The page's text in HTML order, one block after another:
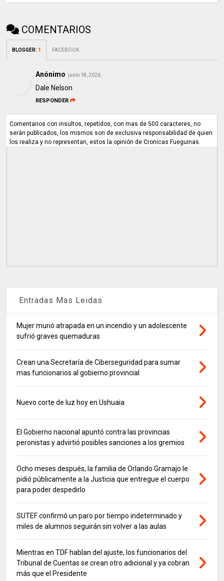
COMENTARIOS
BLOGGER: 1 FACEBOOK
Anónimo junio 18, 2026
Dale Nelson
RESPONDER
Comentarios con insultos, repetidos, con mas de 500 caracteres, no
serán publicados, los mismos son de exclusiva responsabilidad de quien
los realiza y no representan, estos la opinión de Cronicas Fueguinas.
Entradas Mas Leidas
Mujer murió atrapada en un incendio y un adolescente
sufrió graves quemaduras
Crean una Secretaría de Ciberseguridad para sumar
mas funcionarios al gobierno provincial
Nuevo corte de luz hoy en Ushuaia
El Gobierno nacional apuntó contra las provincias
peronistas y advirtió posibles sanciones a los gremios
Ocho meses después, la familia de Orlando Gramajo le
pidió públicamente a la Justicia que entregue el cuerpo
para poder despedirlo
SUTEF confirmó un paro por tiempo indeterminado y
miles de alumnos seguirán sin volver a las aulas
Mientras en TDF hablan del ajuste, los funcionarios del
Tribunal de Cuentas se crean otro adicional y ya cobran
más que el Presidente